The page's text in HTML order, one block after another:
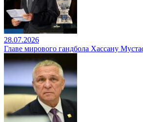
28.07.2026
Главе мирового гандбола Хассану